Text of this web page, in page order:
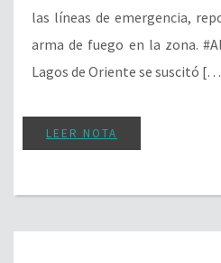
las líneas de emergencia,
arma de fuego en la zona.
Lagos de Oriente se suscitó
LEER NOTA